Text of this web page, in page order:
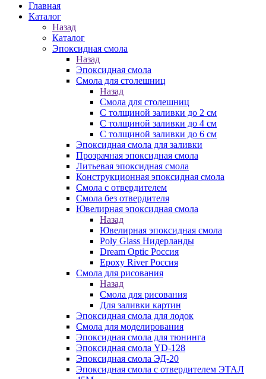
Главная
Каталог
Назад
Каталог
Эпоксидная смола
Назад
Эпоксидная смола
Смола для столешниц
Назад
Смола для столешниц
С толщиной заливки до 2 см
С толщиной заливки до 4 см
С толщиной заливки до 6 см
Эпоксидная смола для заливки
Прозрачная эпоксидная смола
Литьевая эпоксидная смола
Конструкционная эпоксидная смола
Смола с отвердителем
Смола без отвердителя
Ювелирная эпоксидная смола
Назад
Ювелирная эпоксидная смола
Poly Glass Нидерланды
Dream Optic Россия
Epoxy River Россия
Смола для рисования
Назад
Смола для рисования
Для заливки картин
Эпоксидная смола для лодок
Смола для моделирования
Эпоксидная смола для тюнинга
Эпоксидная смола YD-128
Эпоксидная смола ЭД-20
Эпоксидная смола с отвердителем ЭТАЛ